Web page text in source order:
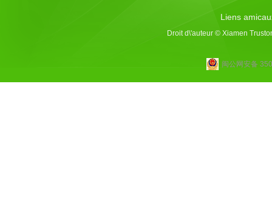
Liens
Droit d\'auteur © Xiamen
闽公网安备